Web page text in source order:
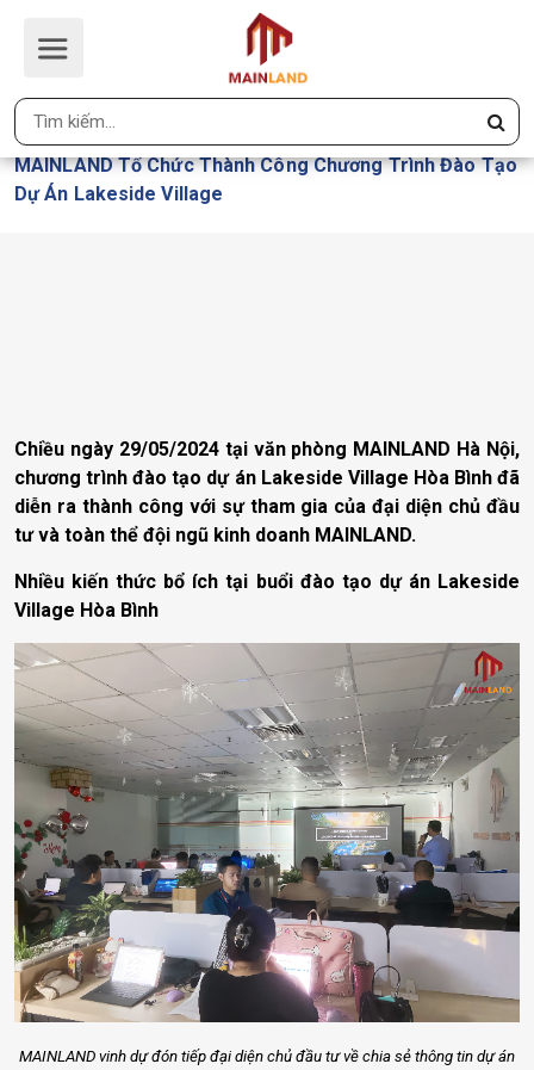
MAINLAND TỔ CHỨC THÀNH
CÔNG CHƯƠNG TRÌNH ĐÀO TẠO
DỰ ÁN LAKESIDE VILLAGE
Trang Chủ
MAINLAND Tổ Chức Thành Công Chương Trình Đào Tạo
Dự Án Lakeside Village
Chiều ngày 29/05/2024 tại văn phòng MAINLAND Hà Nội,
chương trình đào tạo dự án Lakeside Village Hòa Bình đã
diễn ra thành công với sự tham gia của đại diện chủ đầu
tư và toàn thể đội ngũ kinh doanh MAINLAND.
Nhiều kiến thức bổ ích tại buổi đào tạo dự án Lakeside
Village Hòa Bình
MAINLAND vinh dự đón tiếp đại diện chủ đầu tư về chia sẻ thông tin dự án